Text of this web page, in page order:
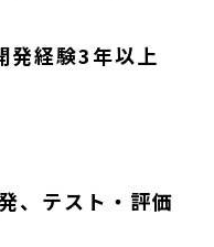
発経験3年以上
、テスト・評価